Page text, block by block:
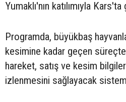
Yumaklı'nın katılımıyla
Programda, büyükbaş
kesimine kadar geçen süreçte
hareket, satış ve kesim
izlenmesini sağlayacak